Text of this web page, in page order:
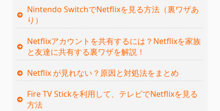
Nintendo SwitchでNetflixを見る方法（裏ワザあ
り）
Netflixアカウントを共有するには？Netflixを家族
と友達に共有する裏ワザを解説！
Netflix が見れない？原因と対処法をまとめ
Fire TV Stickを利用して、テレビでNetflixを見る
方法